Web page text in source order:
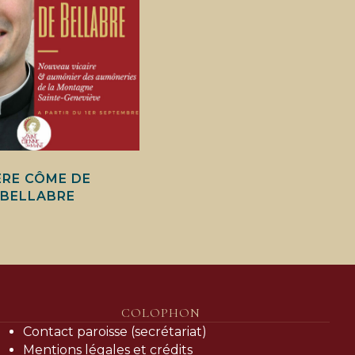
CÔME DE
BELLABRE
COLOPHON
Contact paroisse (secrétariat)
Mentions légales et crédits